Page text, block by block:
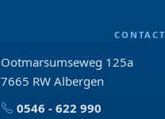
CONTACT
Ootmarsumseweg 125a
7665 RW Albergen
0546 - 622 990